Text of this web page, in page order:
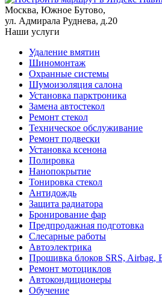
Москва, Южное Бутово,
ул. Адмирала Руднева, д.20
Наши услуги
Удаление вмятин
Шиномонтаж
Охранные системы
Шумоизоляция салона
Установка парктроника
Замена автостекол
Ремонт стекол
Техническое обслуживание
Ремонт подвески
Установка ксенона
Полировка
Нанопокрытие
Тонировка стекол
Антидождь
Защита радиатора
Бронирование фар
Предпродажная подготовка
Слесарные работы
Автоэлектрика
Прошивка блоков SRS, Airbag,
Ремонт мотоциклов
Автокондиционеры
Обучение